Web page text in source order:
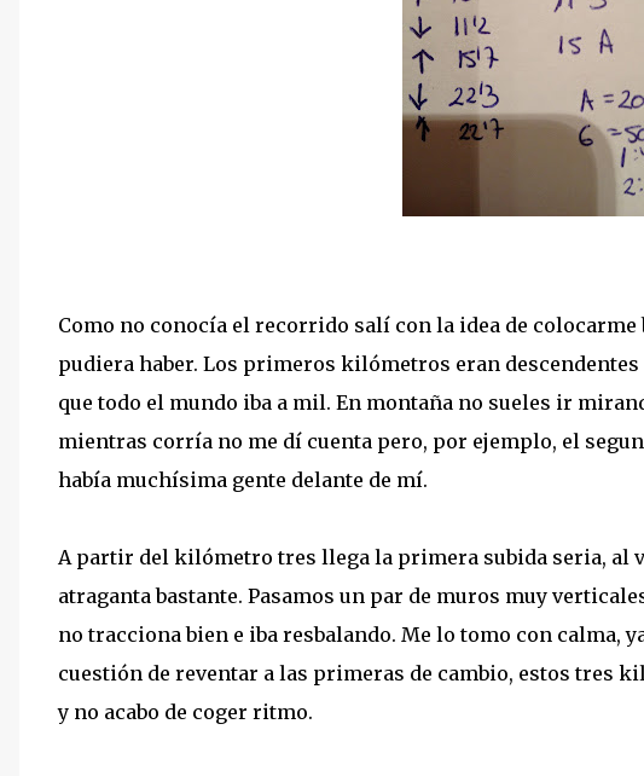
Como no conocía el recorrido salí con la idea de
pudiera haber. Los primeros kilómetros eran descendentes
que todo el mundo iba a mil. En montaña no sueles ir
mientras corría no me dí cuenta pero, por ejemplo, el
había muchísima gente delante de mí.
A partir del kilómetro tres llega la primera subida seria, al
atraganta bastante. Pasamos un par de muros muy
no tracciona bien e iba resbalando. Me lo tomo con calma,
cuestión de reventar a las primeras de cambio, estos tres
y no acabo de coger ritmo.